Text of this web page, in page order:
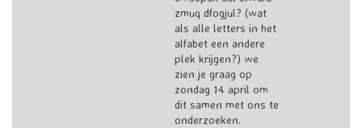
zmuq dfogjul? (wat
als alle letters in het
alfabet een andere
plek krijgen?) we
zien je graag op
zondag 14 april om
dit samen met ons te
onderzoeken.